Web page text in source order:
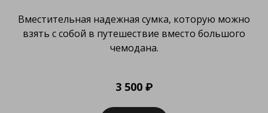
Вместительная надежная сумка, которую можно
взять с собой в путешествие вместо большого
чемодана.
3 500 ₽